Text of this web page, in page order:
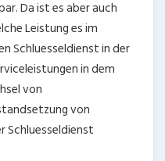
Da ist es aber auch
Leistung es im
Schluesseldienst in der
in dem
von
von
Schluesseldienst